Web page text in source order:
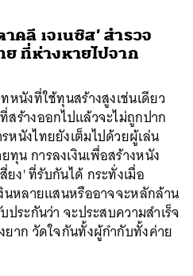
คลี เจเนซิส’ สำรวจ
ที่ห่างหายไปจาก
หนังที่ใช้ทุนสร้างสูงเช่นเดียว
ร้างออกไปแล้วจะไม่ถูกปาก
นังไทยยังเต็มไปด้วยผู้เล่น
น การลงเงินเพื่อสร้างหนัง
ยง' ที่รับกันได้ กระทั่งเมื่อ
นหลายแสนหรืออาจจะหลักล้าน
ประกันว่า จะประสบความสำเร็จ
าก วัดใจกันทั้งผู้กำกับทั้งค่าย
LINE EMAIL